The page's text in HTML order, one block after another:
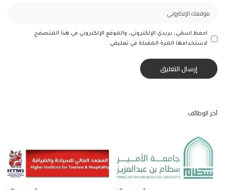
احفظ اسمي، بريدي الإلكتروني، والموقع الإلكتروني في هذا المتصفح
لاستخدامها المرة المقبلة في تعليقي.
آخر الوظائف